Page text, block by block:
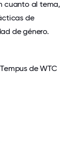
cuanto al tema,
de
de género.
de WTC